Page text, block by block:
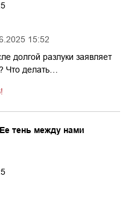
15:52
долгой разлуки заявляет
Что делать…
тень между нами